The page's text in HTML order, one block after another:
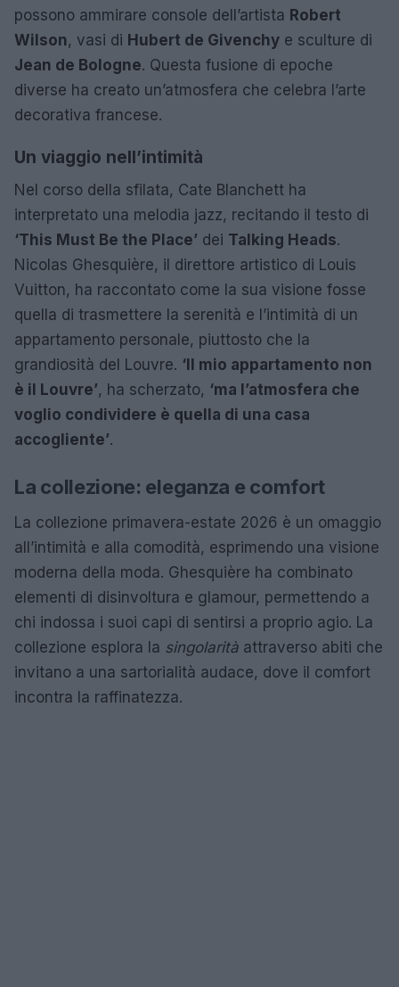
possono ammirare console dell’artista Robert
Wilson, vasi di Hubert de Givenchy e sculture di
Jean de Bologne. Questa fusione di epoche
diverse ha creato un’atmosfera che celebra l’arte
decorativa francese.
Un viaggio nell’intimità
Nel corso della sfilata, Cate Blanchett ha
interpretato una melodia jazz, recitando il testo di
‘This Must Be the Place’ dei Talking Heads.
Nicolas Ghesquière, il direttore artistico di Louis
Vuitton, ha raccontato come la sua visione fosse
quella di trasmettere la serenità e l’intimità di un
appartamento personale, piuttosto che la
grandiosità del Louvre. ‘Il mio appartamento non
è il Louvre’, ha scherzato, ‘ma l’atmosfera che
voglio condividere è quella di una casa
accogliente’.
La collezione: eleganza e comfort
La collezione primavera-estate 2026 è un omaggio
all’intimità e alla comodità, esprimendo una visione
moderna della moda. Ghesquière ha combinato
elementi di disinvoltura e glamour, permettendo a
chi indossa i suoi capi di sentirsi a proprio agio. La
collezione esplora la singolarità attraverso abiti che
invitano a una sartorialità audace, dove il comfort
incontra la raffinatezza.